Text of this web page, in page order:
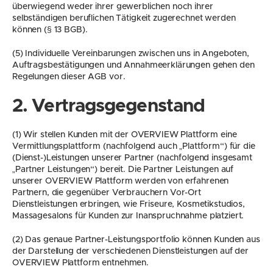
überwiegend weder ihrer gewerblichen noch ihrer
selbständigen beruflichen Tätigkeit zugerechnet werden
können (§ 13 BGB).
(5) Individuelle Vereinbarungen zwischen uns in Angeboten,
Auftragsbestätigungen und Annahmeerklärungen gehen den
Regelungen dieser AGB vor.
2. Vertragsgegenstand
(1) Wir stellen Kunden mit der OVERVIEW Plattform eine
Vermittlungsplattform (nachfolgend auch „Plattform“) für die
(Dienst-)Leistungen unserer Partner (nachfolgend insgesamt
„Partner Leistungen“) bereit. Die Partner Leistungen auf
unserer OVERVIEW Plattform werden von erfahrenen
Partnern, die gegenüber Verbrauchern Vor-Ort
Dienstleistungen erbringen, wie Friseure, Kosmetikstudios,
Massagesalons für Kunden zur Inanspruchnahme platziert.
(2) Das genaue Partner-Leistungsportfolio können Kunden aus
der Darstellung der verschiedenen Dienstleistungen auf der
OVERVIEW Plattform entnehmen.